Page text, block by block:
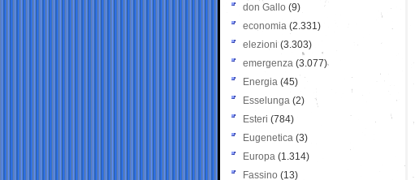
don Gallo (9)
economia (2.331)
elezioni (3.303)
emergenza (3.077)
Energia (45)
Esselunga (2)
Esteri (784)
Eugenetica (3)
Europa (1.314)
Fassino (13)